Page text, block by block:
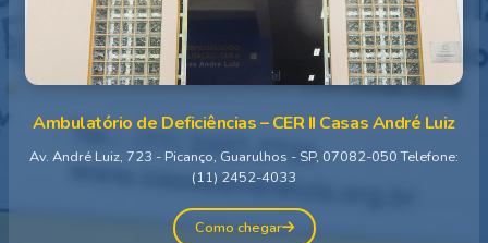
Ambulatório de Deficiências – CER II Casas André Luiz
Av. André Luiz, 723 - Picanço, Guarulhos - SP, 07082-050 Telefone:
(11) 2452-4033
Como chegar